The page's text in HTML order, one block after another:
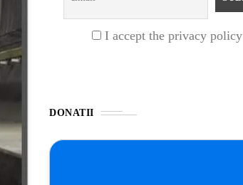
I accept the privacy policy
DONATII